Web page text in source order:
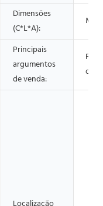
Dimensões
(C*L*A):
Principais
argumentos
de venda: